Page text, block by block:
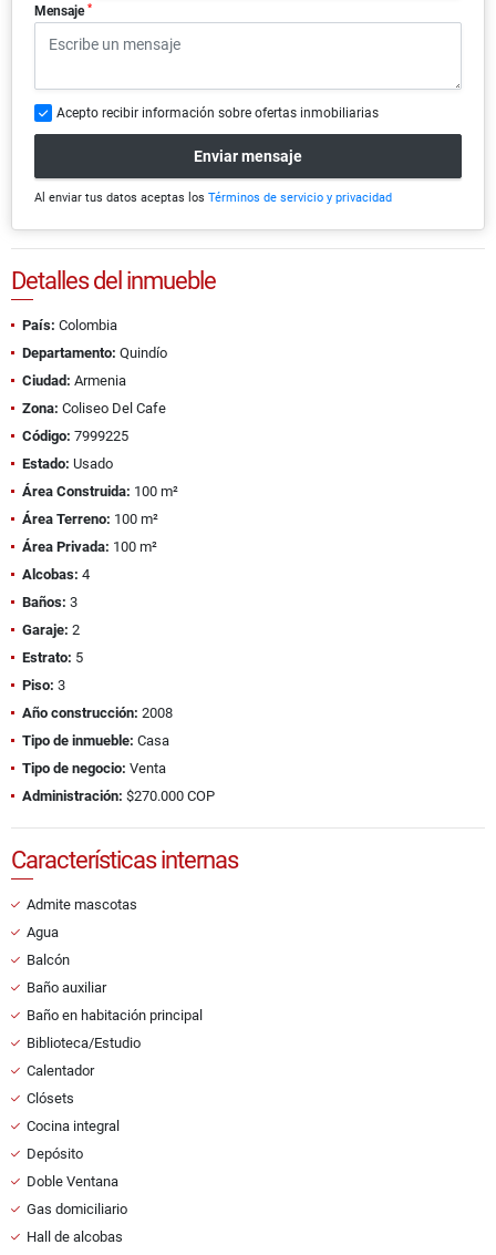
Mensaje *
Acepto recibir información sobre ofertas inmobiliarias
Enviar mensaje
Al enviar tus datos aceptas los Términos de servicio y privacidad
Detalles del inmueble
País: Colombia
Departamento: Quindío
Ciudad: Armenia
Zona: Coliseo Del Cafe
Código: 7999225
Estado: Usado
Área Construida: 100 m²
Área Terreno: 100 m²
Área Privada: 100 m²
Alcobas: 4
Baños: 3
Garaje: 2
Estrato: 5
Piso: 3
Año construcción: 2008
Tipo de inmueble: Casa
Tipo de negocio: Venta
Administración: $270.000 COP
Características internas
Admite mascotas
Agua
Balcón
Baño auxiliar
Baño en habitación principal
Biblioteca/Estudio
Calentador
Clósets
Cocina integral
Depósito
Doble Ventana
Gas domiciliario
Hall de alcobas